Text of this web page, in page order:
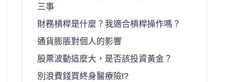
三事
財務槓桿是什麼？我適合槓桿操作嗎？
通貨膨脹對個人的影響
股票波動這麼大，是否該投資黃金？
別浪費錢買終身醫療險!?